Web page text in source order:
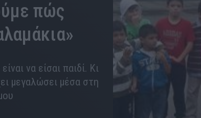
πώς
να είσαι παιδί. Κι
μεγαλώσει μέσα στη